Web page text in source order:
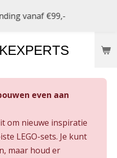
vanaf €99,-
even aan
om nieuwe inspiratie
LEGO-sets. Je kunt
maar houd er